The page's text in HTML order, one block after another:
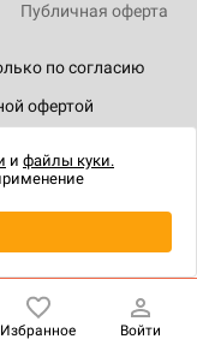
по согласию
офертой
Публичная оферта
Избранное Войти
и файлы куки.